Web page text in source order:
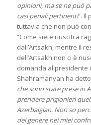
opinioni, ma se ne può
casi penali pertinenti“. Il
tuttavia che non può
“Come siete riusciti a
dall’Artsakh, mentre il
dell’Artsakh non ci è
domanda al presidente
Shahramanyan ha
che sono state prese in
prendere prigionieri
Azerbaigian. Non so
del genere nei miei